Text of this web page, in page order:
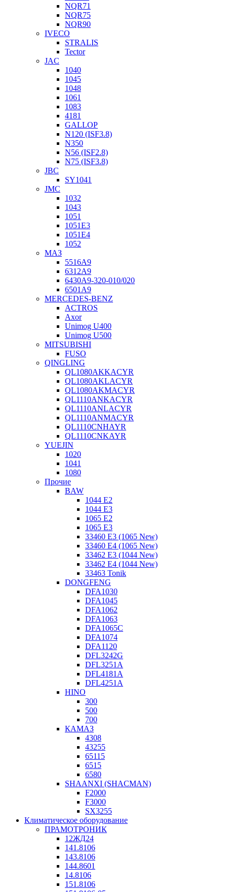
NQR71
NQR75
NQR90
IVECO
STRALIS
Tector
JAC
1040
1045
1048
1061
1083
4181
GALLOP
N120 (ISF3.8)
N350
N56 (ISF2.8)
N75 (ISF3.8)
JBC
SY1041
JMC
1032
1043
1051
1051Е3
1051Е4
1052
МАЗ
5516А9
6312А9
6430А9-320-010/020
6501А9
MERCEDES-BENZ
ACTROS
Axor
Unimog U400
Unimog U500
MITSUBISHI
FUSO
QINGLING
QL1080AKKACYR
QL1080AKLACYR
QL1080AKMACYR
QL1110ANKACYR
QL1110ANLACYR
QL1110ANMACYR
QL1110CNHAYR
QL1110CNKAYR
YUEJIN
1020
1041
1080
Прочие
BAW
1044 E2
1044 E3
1065 E2
1065 E3
33460 E3 (1065 New)
33460 E4 (1065 New)
33462 E3 (1044 New)
33462 E4 (1044 New)
33463 Tonik
DONGFENG
DFA1030
DFA1045
DFA1062
DFA1063
DFA1065C
DFA1074
DFA1120
DFL3242G
DFL3251A
DFL4181A
DFL4251A
HINO
300
500
700
КАМАЗ
4308
43255
65115
6515
6580
SHAANXI (SHACMAN)
F2000
F3000
SX3255
Климатическое оборудование
ПРАМОТРОНИК
12ЖД24
141.8106
143.8106
144.8601
14.8106
151.8106